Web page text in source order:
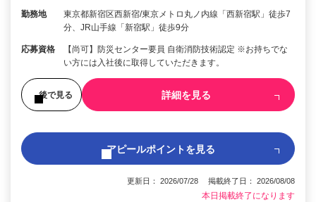
勤務地
東京都新宿区西新宿/東京メトロ丸ノ内線「西新宿駅」徒歩7
分、JR山手線「新宿駅」徒歩9分
応募資格
【尚可】防災センター要員 自衛消防技術認定 ※お持ちでな
い方には入社後に取得していただきます。
後で見る 詳細を見る
アピールポイントを見る
更新日： 2026/07/28 掲載終了日： 2026/08/08
本日掲載終了になります